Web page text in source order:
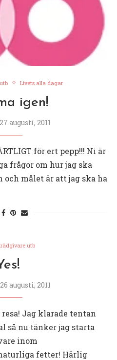
Livets alla dagar
igen!
27 augusti, 2011
för ert pepp!!! Ni är
frågor om hur jag ska
målet är att jag ska ha
utb
26 augusti, 2011
Jag klarade tentan
så nu tänker jag starta
inom
fetter! Härlig